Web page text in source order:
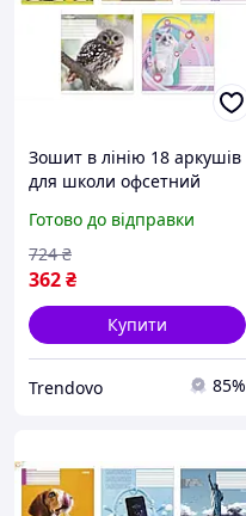
Зошит в лінію 18 аркушів
для школи офсетний
обкладинка Софт-Тач
Готово до відправки
362₴
724 ₴
Купити
Trendovo 85%